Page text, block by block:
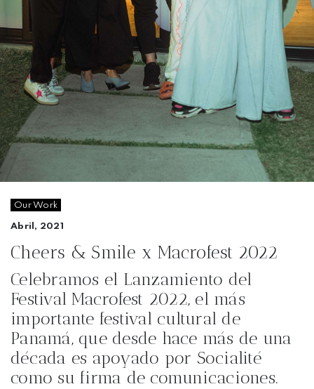
Our Work
Abril, 2021
Cheers & Smile x Macrofest 2022
Celebramos el Lanzamiento del
Festival Macrofest 2022, el más
importante festival cultural de
Panamá, que desde hace más de una
década es apoyado por Socialité
como su firma de comunicaciones.